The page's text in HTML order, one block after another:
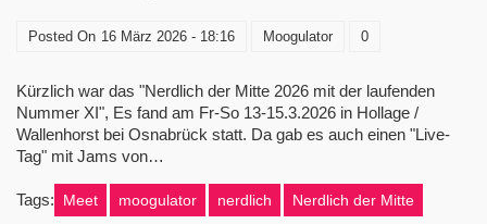
Posted On 16 März 2026 - 18:16 Moogulator 0
Kürzlich war das "Nerdlich der Mitte 2026 mit der laufenden
Nummer XI", Es fand am Fr-So 13-15.3.2026 in Hollage /
Wallenhorst bei Osnabrück statt. Da gab es auch einen "Live-
Tag" mit Jams von…
Tags: Meet moogulator nerdlich Nerdlich der Mitte